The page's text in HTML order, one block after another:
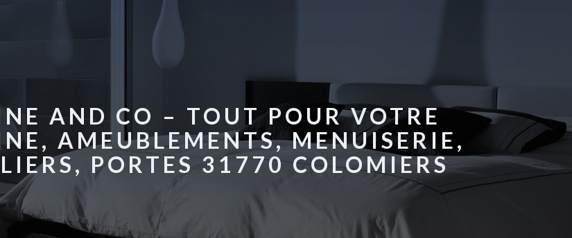
AND CO – TOUT POUR VOTRE
AMEUBLEMENTS, MENUISERIE,
PORTES 31770 COLOMIERS